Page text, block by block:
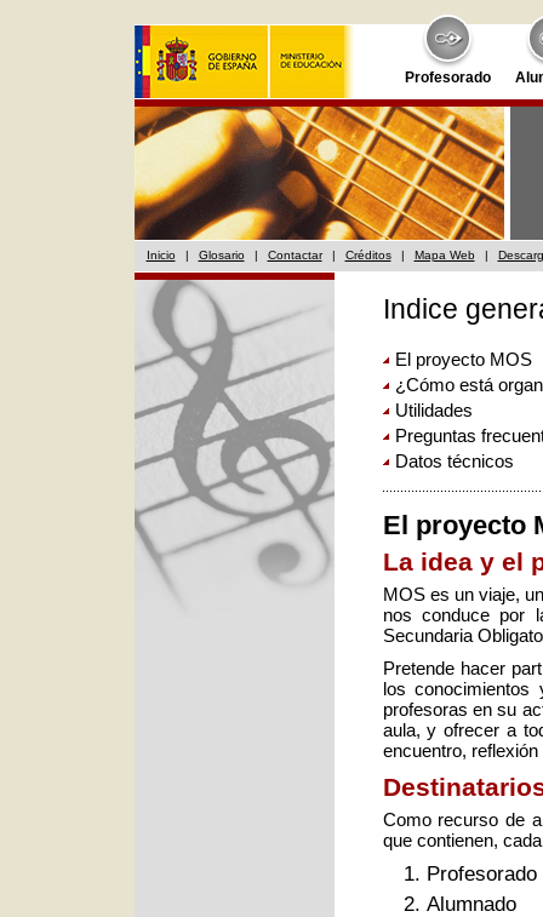
Profesorado
Inicio | Glosario | Contactar | Créditos | Mapa Web |
Indice
El proyecto MOS
¿Cómo está
Utilidades
Preguntas
Datos técnicos
El proyecto
La idea y el
MOS es un viaje,
nos conduce por
Secundaria
Pretende hacer
los
profesoras en su
aula, y ofrecer a
encuentro,
Como recurso de
que contienen,
Profesorado
Alumnado